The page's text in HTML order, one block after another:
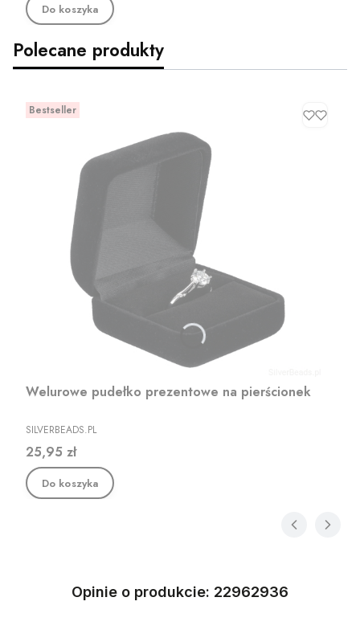
Do koszyka
Polecane produkty
Bestseller
Welurowe pudełko prezentowe na pierścionek
PRODUCENT
SILVERBEADS.PL
Cena
25,95 zł
Do koszyka
Opinie o produkcie: 22962936